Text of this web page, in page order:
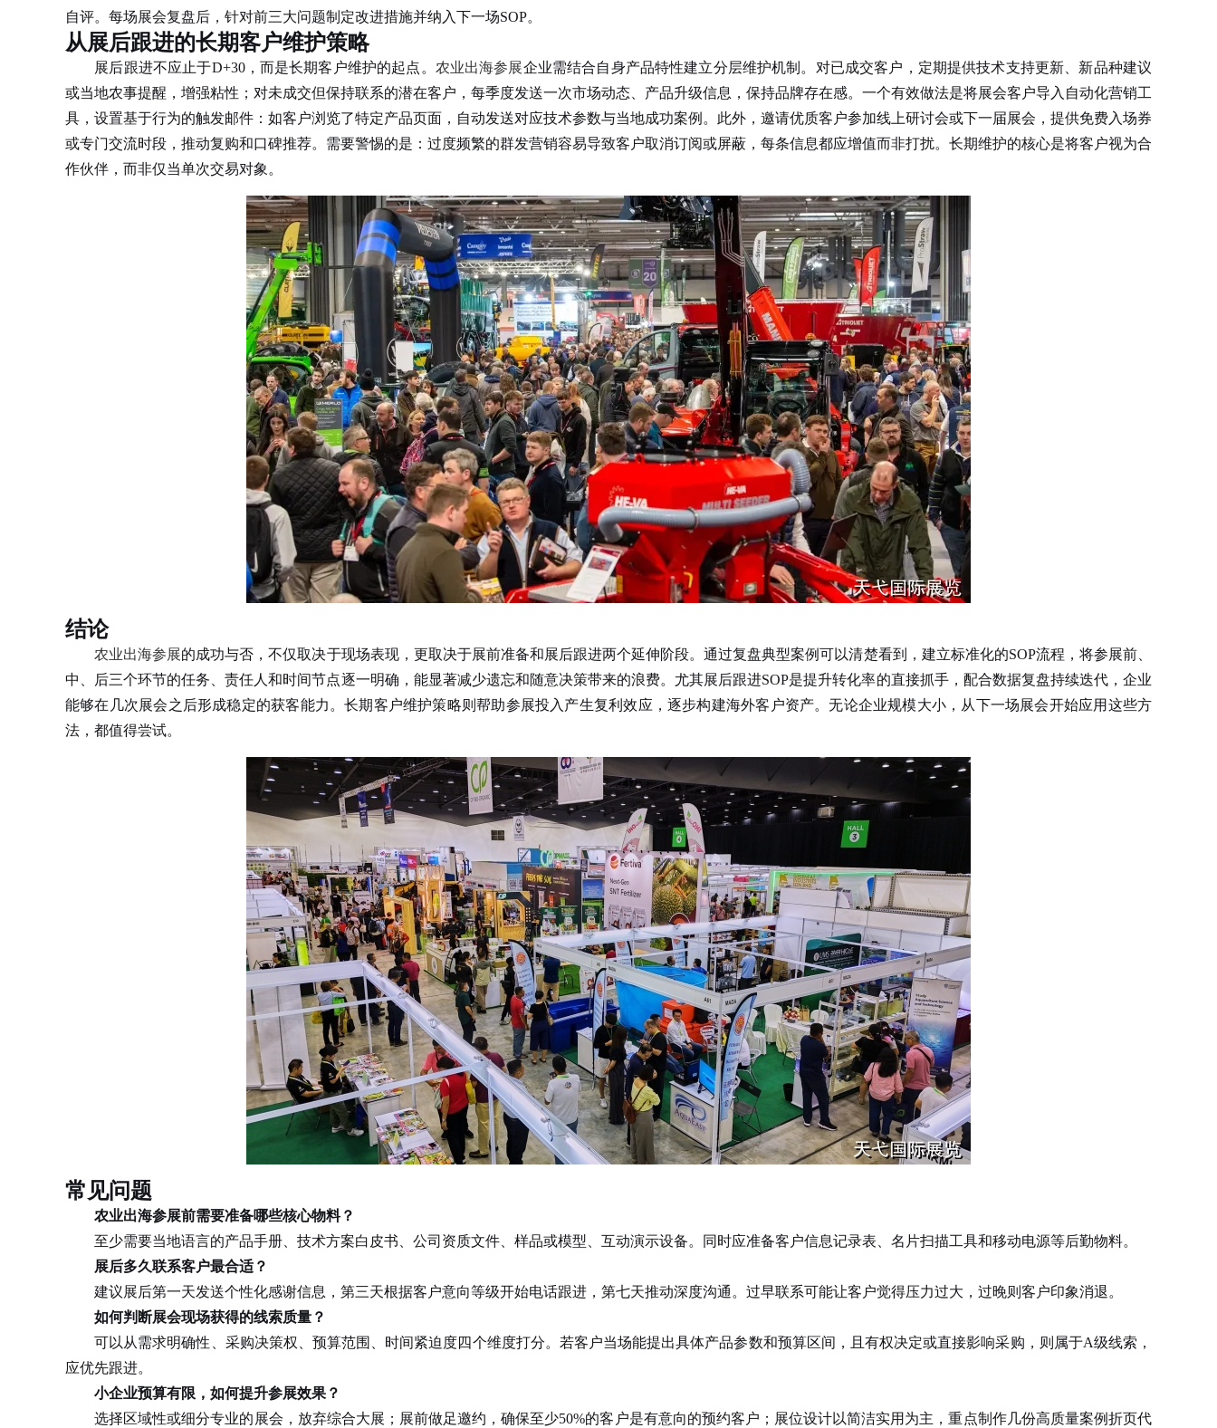
自评。每场展会复盘后，针对前三大问题制定改进措施并纳入下一场SOP。
从展后跟进的长期客户维护策略
展后跟进不应止于D+30，而是长期客户维护的起点。 农业出海参展企业需结合自身产品特性建立分层维护机制。对已成交客户，定期提供技术支持更新、新品种建议
或当地农事提醒，增强粘性；对未成交但保持联系的潜在客户，每季度发送一次市场动态、产品升级信息，保持品牌存在感。一个有效做法是将展会客户导入自动化营销工
具，设置基于行为的触发邮件：如客户浏览了特定产品页面，自动发送对应技术参数与当地成功案例。此外，邀请优质客户参加线上研讨会或下一届展会，提供免费入场券
或专门交流时段，推动复购和口碑推荐。需要警惕的是：过度频繁的群发营销容易导致客户取消订阅或屏蔽，每条信息都应增值而非打扰。长期维护的核心是将客户视为合
作伙伴，而非仅当单次交易对象。
结论
农业出海参展的成功与否，不仅取决于现场表现，更取决于展前准备和展后跟进两个延伸阶段。通过复盘典型案例可以清楚看到，建立标准化的SOP流程，将参展前、
中、后三个环节的任务、责任人和时间节点逐一明确，能显著减少遗忘和随意决策带来的浪费。尤其展后跟进SOP是提升转化率的直接抓手，配合数据复盘持续迭代，企业
能够在几次展会之后形成稳定的获客能力。长期客户维护策略则帮助参展投入产生复利效应，逐步构建海外客户资产。无论企业规模大小，从下一场展会开始应用这些方
法，都值得尝试。
常见问题
农业出海参展前需要准备哪些核心物料？
至少需要当地语言的产品手册、技术方案白皮书、公司资质文件、样品或模型、互动演示设备。同时应准备客户信息记录表、名片扫描工具和移动电源等后勤物料。
展后多久联系客户最合适？
建议展后第一天发送个性化感谢信息，第三天根据客户意向等级开始电话跟进，第七天推动深度沟通。过早联系可能让客户觉得压力过大，过晚则客户印象消退。
如何判断展会现场获得的线索质量？
可以从需求明确性、采购决策权、预算范围、时间紧迫度四个维度打分。若客户当场能提出具体产品参数和预算区间，且有权决定或直接影响采购，则属于A级线索，
应优先跟进。
小企业预算有限，如何提升参展效果？
选择区域性或细分专业的展会，放弃综合大展；展前做足邀约，确保至少50%的客户是有意向的预约客户；展位设计以简洁实用为主，重点制作几份高质量案例折页代